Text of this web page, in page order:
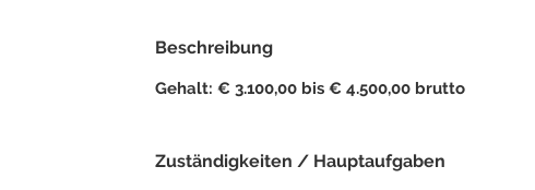
Beschreibung
Gehalt: € 3.100,00 bis € 4.500,00 brutto
Zuständigkeiten / Hauptaufgaben